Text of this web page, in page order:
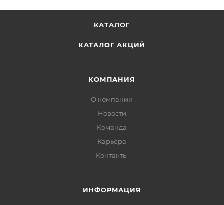
Условия хранения: хранить при температуре от 22°C
до 27°C относительно влажности воздуха 00-05%.
КАТАЛОГ
КАТАЛОГ АКЦИЙ
КОМПАНИЯ
О компании
Новости
Команда
Карьера
Контакты
ИНФОРМАЦИЯ